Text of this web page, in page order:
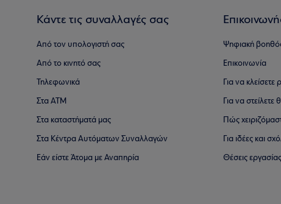
Κάντε τις συναλλαγές σας
Από τον υπολογιστή σας
Από το κινητό σας
Τηλεφωνικά
Στα ΑΤΜ
Στα καταστήματά μας
Στα Κέντρα Αυτόματων Συναλλαγών
Εάν είστε Άτομα με Αναπηρία
Ψηφιακή
Επικοινωνία
Για να
Για να στείλετε
Πώς
Για ιδέες και
Θέσεις εργασίας